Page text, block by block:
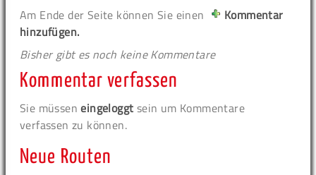
Am Ende der Seite können Sie einen
Kommentar
hinzufügen.
Bisher gibt es noch keine Kommentare
Kommentar verfassen
Sie müsseneingeloggt sein um Kommentare
verfassen zu können.
Neue Routen